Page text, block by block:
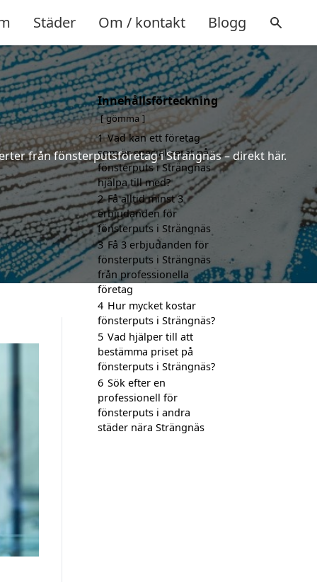
Städer Om / kontakt Blogg
från fönsterputsföretag i Strängnäs – direkt här.
Innehållsförteckning
gömma
1 Vad kan ett företag
som är specialiserat på
fönsterputs i Strängnäs
hjälpa till med?
2 Få alltid minst 3
erbjudanden för
fönsterputs i Strängnäs
3 Få 3 erbjudanden för
fönsterputs i Strängnäs
från professionella
företag
4 Hur mycket kostar
fönsterputs i Strängnäs?
5 Vad hjälper till att
bestämma priset på
fönsterputs i Strängnäs?
6 Sök efter en
professionell för
fönsterputs i andra
städer nära Strängnäs